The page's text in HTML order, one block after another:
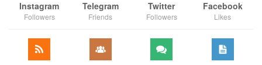
Facebook
Likes
Twitter
Followers
Telegram
Friends
Instagram
Followers